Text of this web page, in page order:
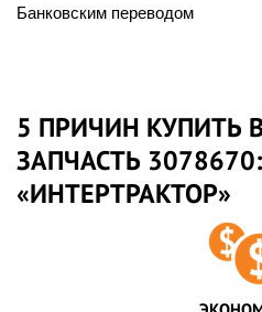
Банковским переводом
5 ПРИЧИН КУПИТЬ
ЗАПЧАСТЬ
«ИНТЕРТРАКТОР»